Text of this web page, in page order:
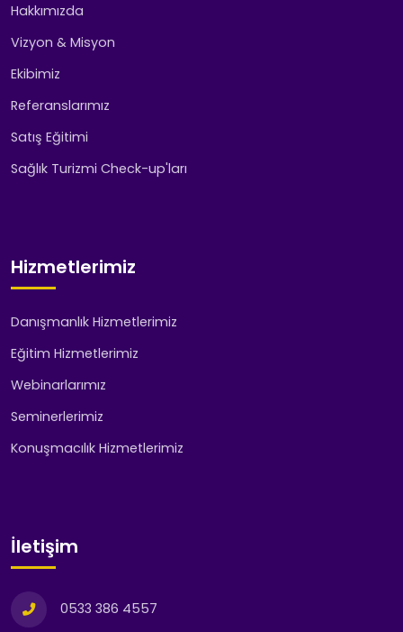
Hakkımızda
Vizyon & Misyon
Ekibimiz
Referanslarımız
Satış Eğitimi
Sağlık Turizmi Check-up'ları
Hizmetlerimiz
Danışmanlık Hizmetlerimiz
Eğitim Hizmetlerimiz
Webinarlarımız
Seminerlerimiz
Konuşmacılık Hizmetlerimiz
İletişim
0533 386 4557